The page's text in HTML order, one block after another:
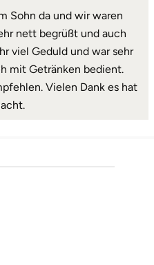
Sohn da und wir waren
nett begrüßt und auch
viel Geduld und war sehr
mit Getränken bedient.
Vielen Dank es hat